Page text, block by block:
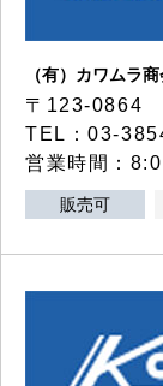
（有）カワムラ
〒123-0864
TEL：03-
営業時間：
販売可